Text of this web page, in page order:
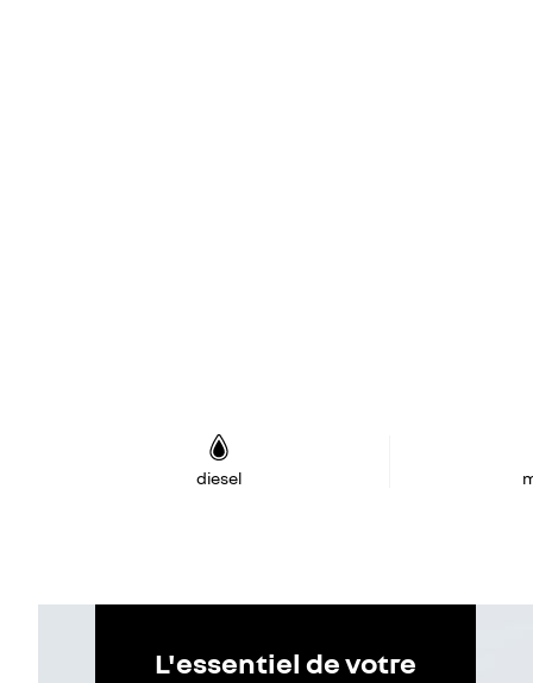
diesel
L'essentiel de votre